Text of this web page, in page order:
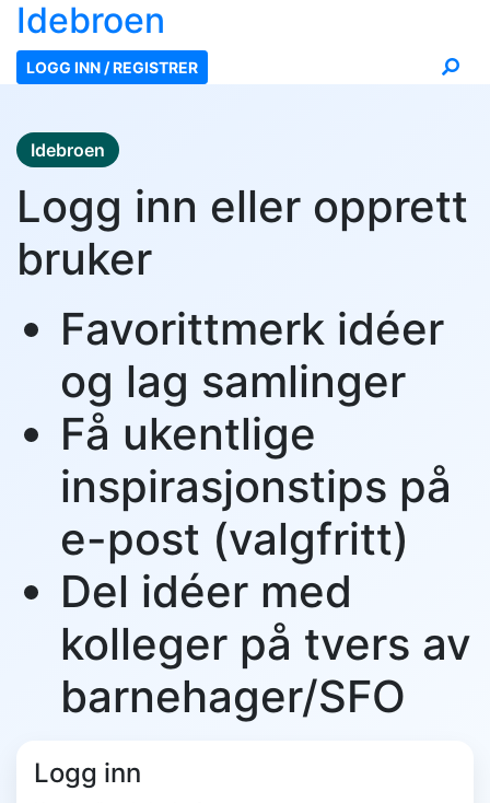
Idebroen
LOGG INN / REGISTRER
Idebroen
Logg inn eller opprett
bruker
Favorittmerk idéer
og lag samlinger
Få ukentlige
inspirasjonstips på
e-post (valgfritt)
Del idéer med
kolleger på tvers av
barnehager/SFO
Logg inn